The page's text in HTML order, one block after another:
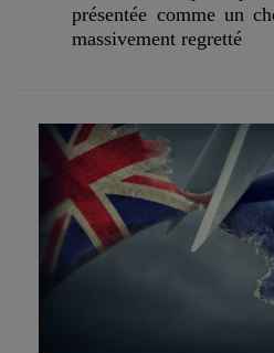
présentée comme un
massivement regretté